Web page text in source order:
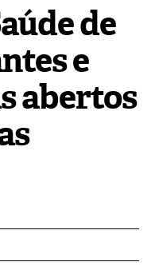
de
e
abertos